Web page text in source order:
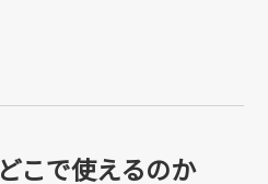
こで使えるのか